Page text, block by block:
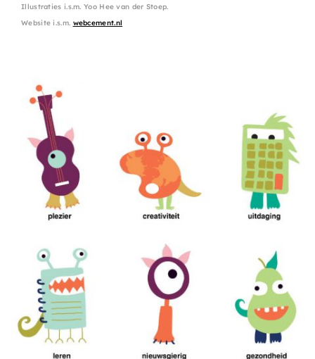
Illustraties i.s.m. Yoo Hee van der Stoep.
Website i.s.m. webcement.nl